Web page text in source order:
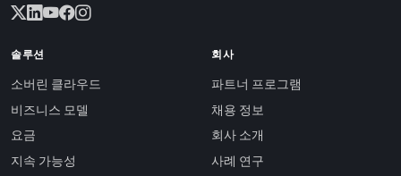
솔루션
소버린 클라우드
비즈니스 모델
요금
지속 가능성
회사
파트너 프로그램
채용 정보
회사 소개
사례 연구